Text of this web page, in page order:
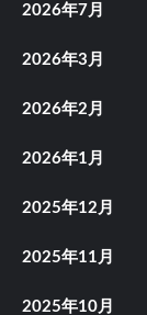
2026年7月
2026年3月
2026年2月
2026年1月
2025年12月
2025年11月
2025年10月